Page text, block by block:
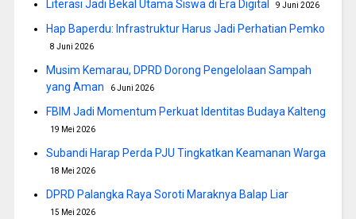
Literasi Jadi Bekal Utama Siswa di Era Digital 9 Juni 2026
Hap Baperdu: Infrastruktur Harus Jadi Perhatian Pemko
8 Juni 2026
Musim Kemarau, DPRD Dorong Pengelolaan Sampah
yang Aman
6 Juni 2026
FBIM Jadi Momentum Perkuat Identitas Budaya Kalteng
19 Mei 2026
Subandi Harap Perda PJU Tingkatkan Keamanan Warga
18 Mei 2026
DPRD Palangka Raya Soroti Maraknya Balap Liar
15 Mei 2026